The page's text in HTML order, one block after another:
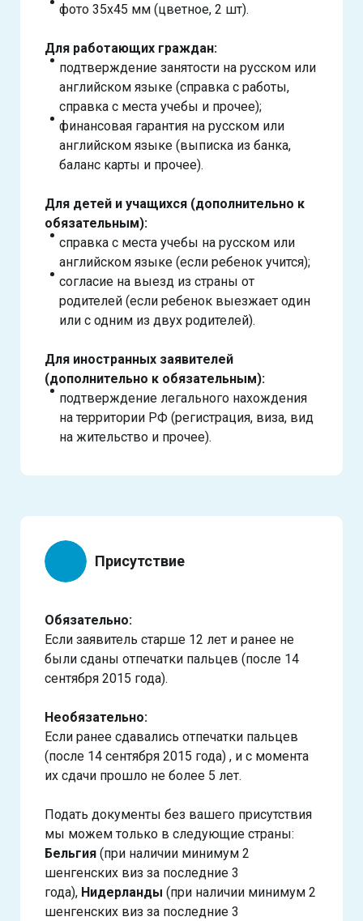
фото 35х45 мм (цветное, 2 шт).
Для работающих граждан:
подтверждение занятости на русском или
английском языке (справка с работы,
справка с места учебы и прочее);
финансовая гарантия на русском или
английском языке (выписка из банка,
баланс карты и прочее).
Для детей и учащихся (дополнительно к
обязательным):
справка с места учебы на русском или
английском языке (если ребенок учится);
согласие на выезд из страны от
родителей (если ребенок выезжает один
или с одним из двух родителей).
Для иностранных заявителей
(дополнительно к обязательным):
подтверждение легального нахождения
на территории РФ (регистрация, виза, вид
на жительство и прочее).
Присутствие
Обязательно:
Если заявитель старше 12 лет и ранее не
были сданы отпечатки пальцев (после 14
сентября 2015 года).
Необязательно:
Если ранее сдавались отпечатки пальцев
(после 14 сентября 2015 года) , и с момента
их сдачи прошло не более 5 лет.
Подать документы без вашего присутствия
мы можем только в следующие страны:
Бельгия (при наличии минимум 2
шенгенских виз за последние 3
года), Нидерланды (при наличии минимум 2
шенгенских виз за последние 3